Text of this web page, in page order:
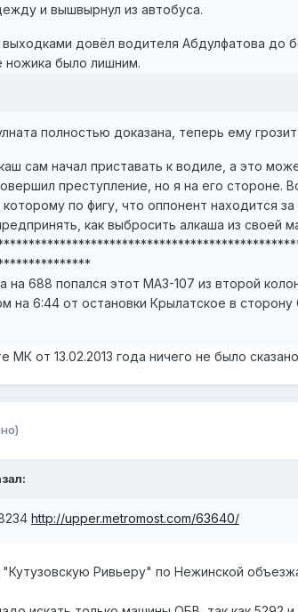
и вышвырнул из автобуса.
довёл водителя Абдулфатова до
ножика было лишним.
полностью доказана, теперь ему
сам начал приставать к водиле, а это
преступление, но я на его стороне.
по фигу, что оппонент находится
как выбросить алкаша из своей
на 688 попался этот МАЗ-107 из второй
на 6:44 от остановки Крылатское в
МК от 13.02.2013 года ничего не было
http://upper.metromost.com/63640/
"Кутузовскую Ривьеру" по Нежинской